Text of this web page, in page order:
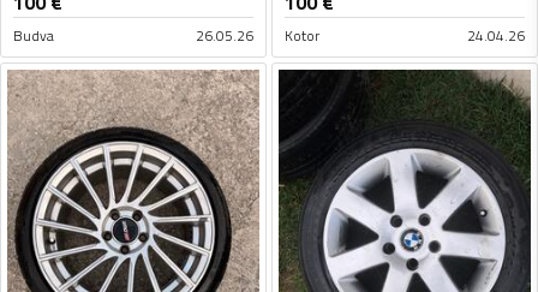
Budva 26.05.26 Kotor 24.04.26